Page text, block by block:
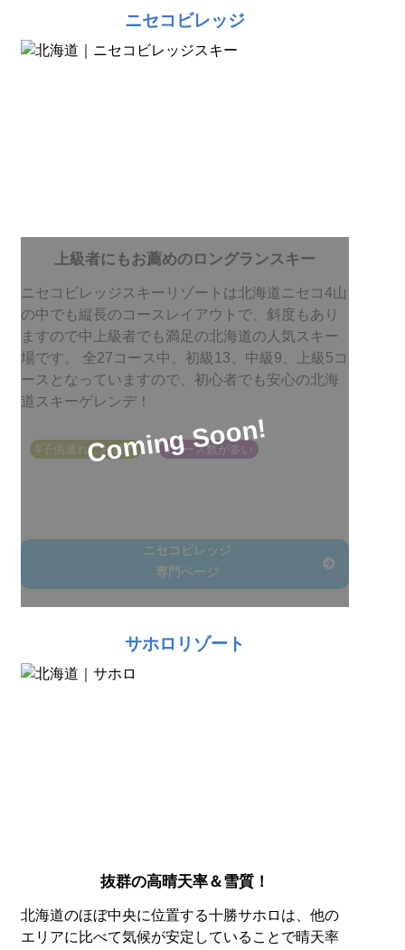
ニセコビレッジ
上級者にもお薦めのロングランスキー
ニセコビレッジスキーリゾートは北海道ニセコ4山
の中でも縦長のコースレイアウトで、斜度もあり
ますので中上級者でも満足の北海道の人気スキー
場です。 全27コース中、初級13、中級9、上級5コ
ースとなっていますので、初心者でも安心の北海
道スキーゲレンデ！
#子供連れにお勧め #コース数が多い
ニセコビレッジ
専門ページ
サホロリゾート
抜群の高晴天率＆雪質！
北海道のほぼ中央に位置する十勝サホロは、他の
エリアに比べて気候が安定していることで晴天率